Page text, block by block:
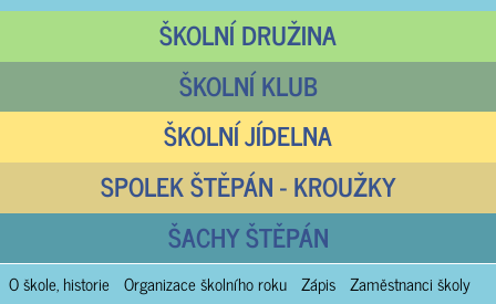
ŠKOLNÍ DRUŽINA
ŠKOLNÍ KLUB
ŠKOLNÍ JÍDELNA
SPOLEK ŠTĚPÁN - KROUŽKY
ŠACHY ŠTĚPÁN
O škole, historie Organizace školního roku Zápis Zaměstnanci školy